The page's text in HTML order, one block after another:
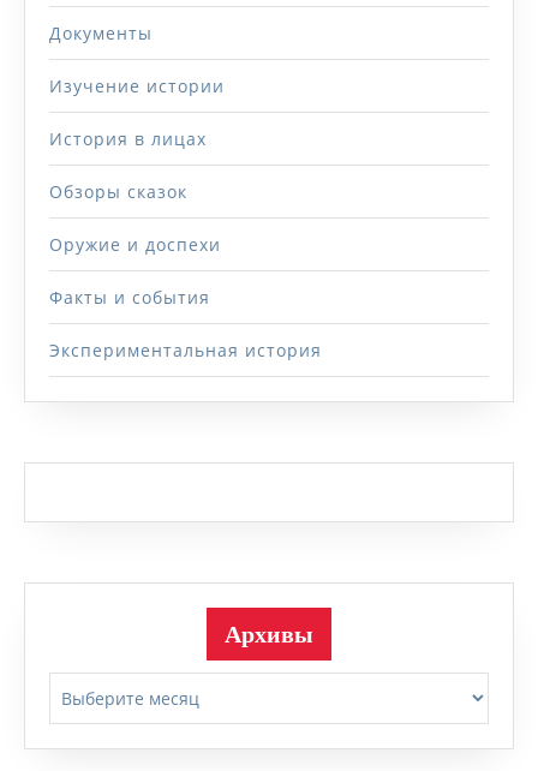
Документы
Изучение истории
История в лицах
Обзоры сказок
Оружие и доспехи
Факты и события
Экспериментальная история
Архивы